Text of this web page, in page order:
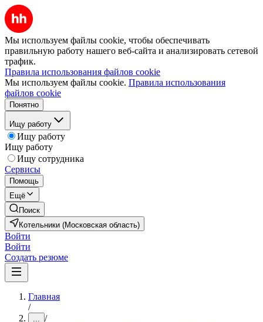
Мы используем файлы cookie, чтобы обеспечивать
правильную работу нашего веб-сайта и анализировать сетевой
трафик.
Правила использования файлов cookie
Мы используем файлы cookie. Правила использования
файлов cookie
Понятно
Ищу работу
Ищу работу
Ищу работу
Ищу сотрудника
Сервисы
Помощь
Ещё
Поиск
Котельники (Московская область)
Войти
Войти
Создать резюме
Главная
/
... /